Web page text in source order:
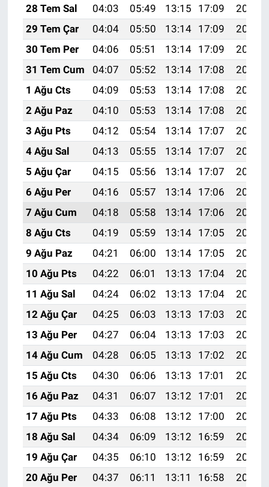
28 Tem Sal
04:03 05:49 13:15 17:09
20:30
29 Tem Çar
04:04 05:50 13:14 17:09
20:29
30 Tem Per
04:06 05:51 13:14 17:09
20:28
31 Tem Cum
04:07 05:52 13:14 17:08
20:27
1 Ağu Cts
04:09 05:53 13:14 17:08
20:26
2 Ağu Paz
04:10 05:53 13:14 17:08
20:25
3 Ağu Pts
04:12 05:54 13:14 17:07
20:24
4 Ağu Sal
04:13 05:55 13:14 17:07
20:23
5 Ağu Çar
04:15 05:56 13:14 17:07
20:22
6 Ağu Per
04:16 05:57 13:14 17:06
20:21
7 Ağu Cum
04:18 05:58 13:14 17:06
20:19
8 Ağu Cts
04:19 05:59 13:14 17:05
20:18
9 Ağu Paz
04:21 06:00 13:14 17:05
20:17
10 Ağu Pts
04:22 06:01 13:13 17:04
20:16
11 Ağu Sal
04:24 06:02 13:13 17:04
20:14
12 Ağu Çar
04:25 06:03 13:13 17:03
20:13
13 Ağu Per
04:27 06:04 13:13 17:03
20:12
14 Ağu Cum
04:28 06:05 13:13 17:02
20:10
15 Ağu Cts
04:30 06:06 13:13 17:01
20:09
16 Ağu Paz
04:31 06:07 13:12 17:01
20:08
17 Ağu Pts
04:33 06:08 13:12 17:00
20:06
18 Ağu Sal
04:34 06:09 13:12 16:59
20:05
19 Ağu Çar
04:35 06:10 13:12 16:59
20:03
20 Ağu Per
04:37 06:11 13:11 16:58
20:02